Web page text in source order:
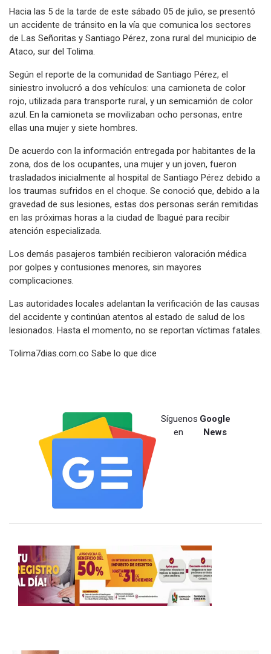
Hacia las 5 de la tarde de este sábado 05 de julio, se presentó
un accidente de tránsito en la vía que comunica los sectores
de Las Señoritas y Santiago Pérez, zona rural del municipio de
Ataco, sur del Tolima.
Según el reporte de la comunidad de Santiago Pérez, el
siniestro involucró a dos vehículos: una camioneta de color
rojo, utilizada para transporte rural, y un semicamión de color
azul. En la camioneta se movilizaban ocho personas, entre
ellas una mujer y siete hombres.
De acuerdo con la información entregada por habitantes de la
zona, dos de los ocupantes, una mujer y un joven, fueron
trasladados inicialmente al hospital de Santiago Pérez debido a
los traumas sufridos en el choque. Se conoció que, debido a la
gravedad de sus lesiones, estas dos personas serán remitidas
en las próximas horas a la ciudad de Ibagué para recibir
atención especializada.
Los demás pasajeros también recibieron valoración médica
por golpes y contusiones menores, sin mayores
complicaciones.
Las autoridades locales adelantan la verificación de las causas
del accidente y continúan atentos al estado de salud de los
lesionados. Hasta el momento, no se reportan víctimas fatales.
Tolima7dias.com.co Sabe lo que dice
Síguenos
en
Google
News